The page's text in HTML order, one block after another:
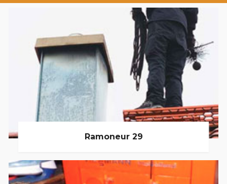
Ramoneur 29